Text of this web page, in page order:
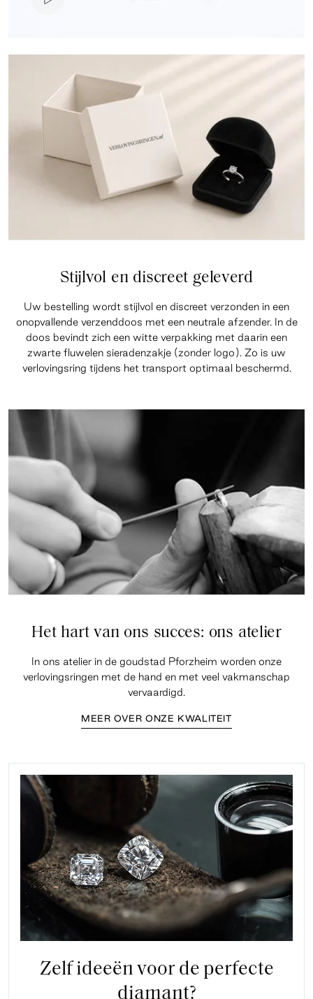
Stijlvol en discreet geleverd
Uw bestelling wordt stijlvol en discreet verzonden in een
onopvallende verzenddoos met een neutrale afzender. In de
doos bevindt zich een witte verpakking met daarin een
zwarte fluwelen sieradenzakje (zonder logo). Zo is uw
verlovingsring tijdens het transport optimaal beschermd.
Het hart van ons succes: ons atelier
In ons atelier in de goudstad Pforzheim worden onze
verlovingsringen met de hand en met veel vakmanschap
vervaardigd.
MEER OVER ONZE KWALITEIT
Zelf ideeën voor de perfecte
diamant?